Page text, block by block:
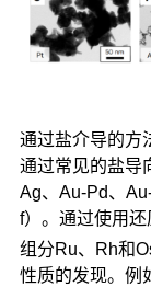
通过盐介导的方
通过常见的盐导
Ag、Au-Pd、
f）。通过使用还
组分Ru、Rh和
性质的发现。例